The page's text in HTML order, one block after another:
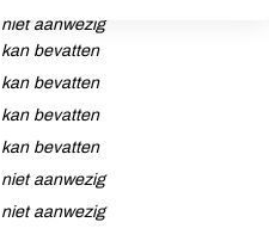
niet aanwezig
kan bevatten
kan bevatten
kan bevatten
kan bevatten
niet aanwezig
niet aanwezig